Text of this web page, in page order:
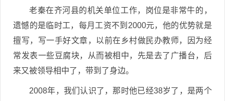
老秦在齐河县的机关单位工作，岗位是非常牛的，
遗憾的是临时工，每月工资不到2000元，他的优势就是
擅写，写一手好文章，以前在乡村做民办教师，因为经
常发表一些豆腐块，从而被相中，先是去了广播台，后
来又被领导相中了，带到了身边。
2008年，我们认识了，那时他已经38岁了，是两个